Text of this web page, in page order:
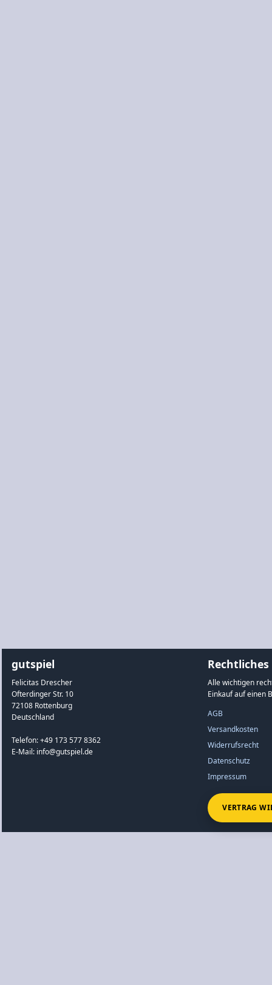
gutspiel
Felicitas Drescher
Ofterdinger Str. 10
72108 Rottenburg
Deutschland
Telefon: +49 173 577 8362
E-Mail: info@gutspiel.de
Rechtliches
Alle wichtigen
Einkauf auf einen
AGB
Versandkosten
Widerrufsrecht
Datenschutz
Impressum
VERTRAG